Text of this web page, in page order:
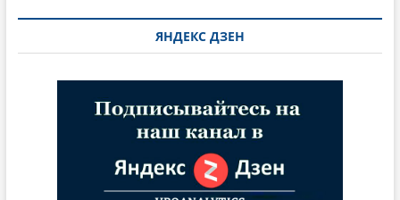
ЯНДЕКС ДЗЕН